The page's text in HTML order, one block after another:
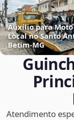
Auxílio para
Local no Santo
Betim‑MG
Atendimento